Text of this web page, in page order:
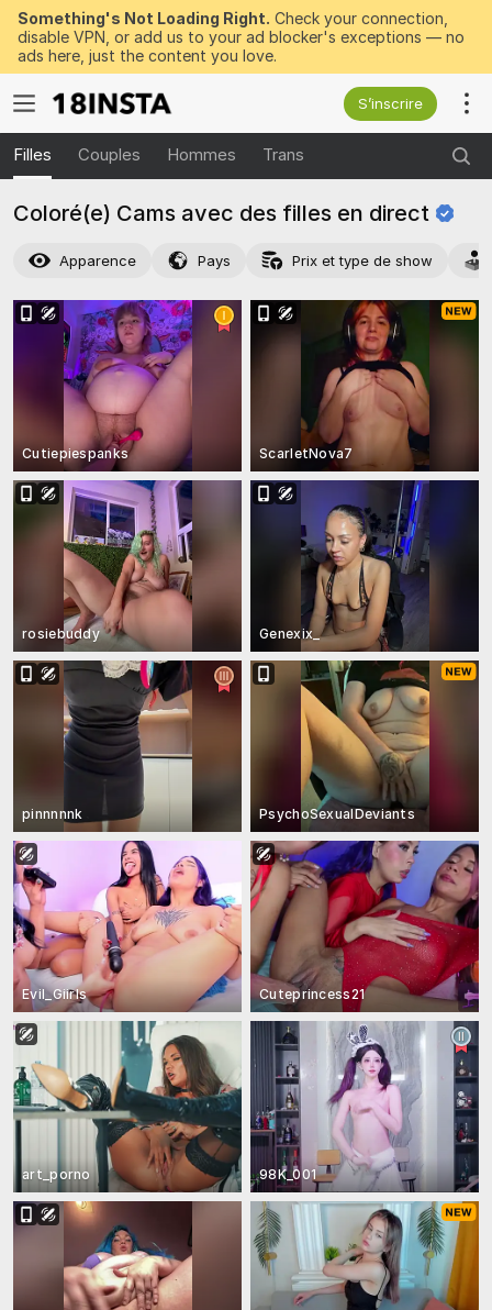
Something's Not Loading Right. Check your connection,
disable VPN, or add us to your ad blocker's exceptions — no
ads here, just the content you love.
S’inscrire
Filles Couples Hommes Trans
Coloré(e) Cams avec des filles en direct
Apparence Pays Prix et type de show
Cutiepiespanks ScarletNova7
rosiebuddy Genexix_
pinnnnnk PsychoSexualDeviants
Evil_Giirls Cuteprincess21
art_porno 98K_001